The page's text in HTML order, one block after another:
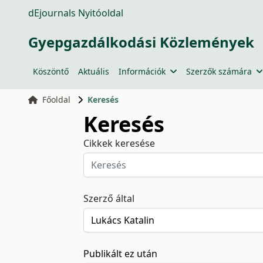
dEjournals Nyitóoldal
Gyepgazdálkodási Közlemények
Köszöntő Aktuális Információk Szerzők számára
Főoldal Keresés
Keresés
Cikkek keresése
Szerző által
Publikált ez után